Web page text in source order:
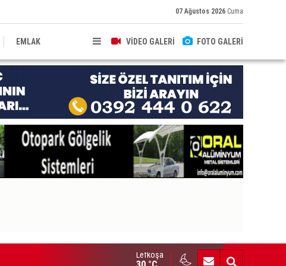
07 Ağustos 2026 Cuma
VİDEO GALERİ FOTO GALERİ
EMLAK
Kıbrıs’ın güneyinde yıllık enflasyon temmuzda yüzde 2,9 oldu
Lefkoşa